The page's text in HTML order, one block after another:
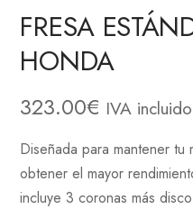
FRESA
HONDA
323.00€ IVA incluido
Diseñada para mantener tu
obtener el mayor
incluye 3 coronas más